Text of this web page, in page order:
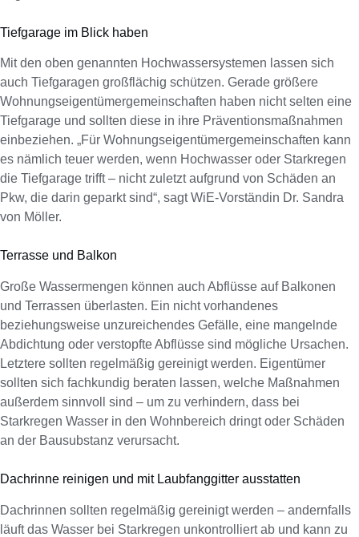
Tiefgarage im Blick haben
Mit den oben genannten Hochwassersystemen lassen sich
auch Tiefgaragen großflächig schützen. Gerade größere
Wohnungseigentümergemeinschaften haben nicht selten eine
Tiefgarage und sollten diese in ihre Präventionsmaßnahmen
einbeziehen. „Für Wohnungseigentümergemeinschaften kann
es nämlich teuer werden, wenn Hochwasser oder Starkregen
die Tiefgarage trifft – nicht zuletzt aufgrund von Schäden an
Pkw, die darin geparkt sind“, sagt WiE-Vorständin Dr. Sandra
von Möller.
Terrasse und Balkon
Große Wassermengen können auch Abflüsse auf Balkonen
und Terrassen überlasten. Ein nicht vorhandenes
beziehungsweise unzureichendes Gefälle, eine mangelnde
Abdichtung oder verstopfte Abflüsse sind mögliche Ursachen.
Letztere sollten regelmäßig gereinigt werden. Eigentümer
sollten sich fachkundig beraten lassen, welche Maßnahmen
außerdem sinnvoll sind – um zu verhindern, dass bei
Starkregen Wasser in den Wohnbereich dringt oder Schäden
an der Bausubstanz verursacht.
Dachrinne reinigen und mit Laubfanggitter ausstatten
Dachrinnen sollten regelmäßig gereinigt werden – andernfalls
läuft das Wasser bei Starkregen unkontrolliert ab und kann zu